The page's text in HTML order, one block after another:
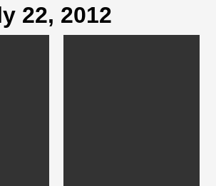
of
22, 2012